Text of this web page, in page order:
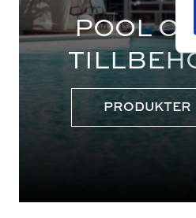
POOL
PRODUKTER